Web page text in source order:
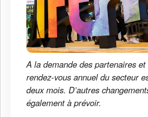
A la demande des partenaires
rendez-vous annuel du secteur
deux mois. D’autres
également à prévoir.